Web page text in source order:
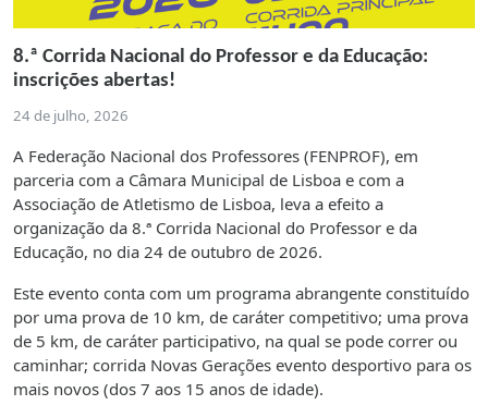
8.ª Corrida Nacional do Professor e da Educação:
inscrições abertas!
24 de julho, 2026
A Federação Nacional dos Professores (FENPROF), em
parceria com a Câmara Municipal de Lisboa e com a
Associação de Atletismo de Lisboa, leva a efeito a
organização da 8.ª Corrida Nacional do Professor e da
Educação, no dia 24 de outubro de 2026.
Este evento conta com um programa abrangente constituído
por uma prova de 10 km, de caráter competitivo; uma prova
de 5 km, de caráter participativo, na qual se pode correr ou
caminhar; corrida Novas Gerações evento desportivo para os
mais novos (dos 7 aos 15 anos de idade).